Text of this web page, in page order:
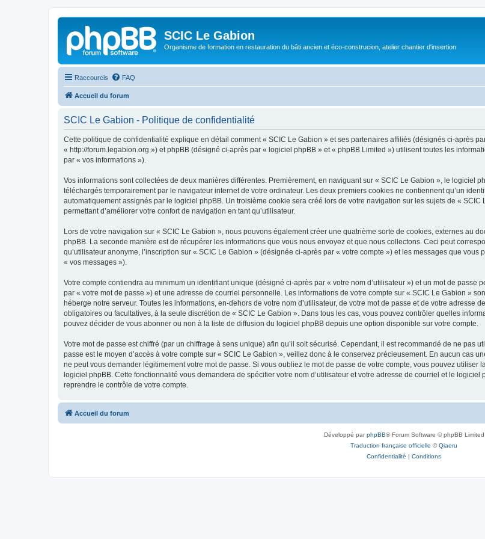
SCIC Le Gabion
Organisme de formation en restauration du bâti ancien et éco-construcion, atelier chantier d'insertion
Raccourcis FAQ
Accueil du forum
SCIC Le Gabion - Politique de confidentialité
Cette politique de confidentialité explique en détail comment « SCIC Le Gabion » et ses partenaires affiliés (désignés ci-après
« http://forum.legabion.org ») et phpBB (désigné ci-après par « logiciel phpBB » et « phpBB Limited ») utilisent toutes les
par « vos informations »).
Vos informations sont collectées de deux manières différentes. Premièrement, en naviguant sur « SCIC Le Gabion », le logiciel
téléchargés temporairement par le navigateur internet de votre ordinateur. Les deux premiers cookies ne contiennent qu’un
automatiquement assignés par le logiciel phpBB. Un troisième cookie sera créé lors de votre navigation sur les sujets de «
permettant d’améliorer votre confort de navigation en tant qu’utilisateur.
Lors de votre navigation sur « SCIC Le Gabion », nous pouvons également créer une quatrième sorte de cookies, externes au
phpBB. La seconde manière est de récupérer les informations que vous nous envoyez et que nous collectons. Ceci peut
qu’utilisateur anonyme, l’inscription sur « SCIC Le Gabion » (désignée ci-après par « votre compte ») et les messages que
« vos messages »).
Votre compte contiendra au minimum un identifiant unique (désigné ci-après par « votre nom d’utilisateur ») et un mot de
par « votre mot de passe ») et une adresse de courriel personnelle. Les informations de votre compte sur « SCIC Le Gabion »
héberge notre serveur. Toutes les informations, en-dehors de votre nom d’utilisateur, de votre mot de passe et de votre adresse
obligatoires ou facultatives, à la seule discrétion de « SCIC Le Gabion ». Dans tous les cas, vous pouvez contrôler quelles
pouvez décider de vous abonner ou non à la liste de diffusion du logiciel phpBB depuis une option disponible sur votre compte.
Votre mot de passe est chiffré (par un chiffrage à sens unique) afin qu’il soit sécurisé. Cependant, il est recommandé de ne pas
passe est le moyen d’accès à votre compte sur « SCIC Le Gabion », veillez donc à le conservez précieusement. En aucun cas
ne peut vous demander légitimement votre mot de passe. Si vous oubliez le mot de passe de votre compte, vous pouvez utiliser
logiciel phpBB. Cette fonctionnalité vous demandera de spécifier votre nom d’utilisateur et votre adresse de courriel et le
reprendre le contrôle de votre compte.
Accueil du forum
Développé parphpBB® Forum Software © phpBB Limited
Traduction française officielle ©Qiaeru
Confidentialité | Conditions